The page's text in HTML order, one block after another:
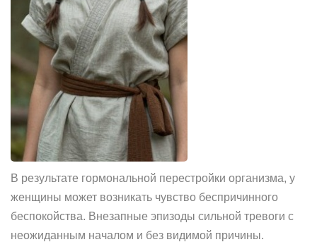
В результате гормональной перестройки организма, у
женщины может возникать чувство беспричинного
беспокойства. Внезапные эпизоды сильной тревоги с
неожиданным началом и без видимой причины.